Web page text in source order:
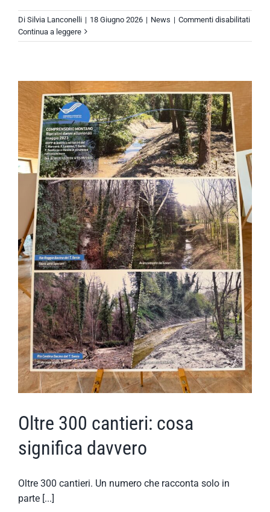
Di Silvia Lanconelli | 18 Giugno 2026 | News | Commenti disabilitatisu
di
le
con
il
Irrinet
/
Continua a leggere
Oltre 300 cantieri: cosa
significa davvero
Oltre 300 cantieri. Un numero che racconta solo in
parte [...]